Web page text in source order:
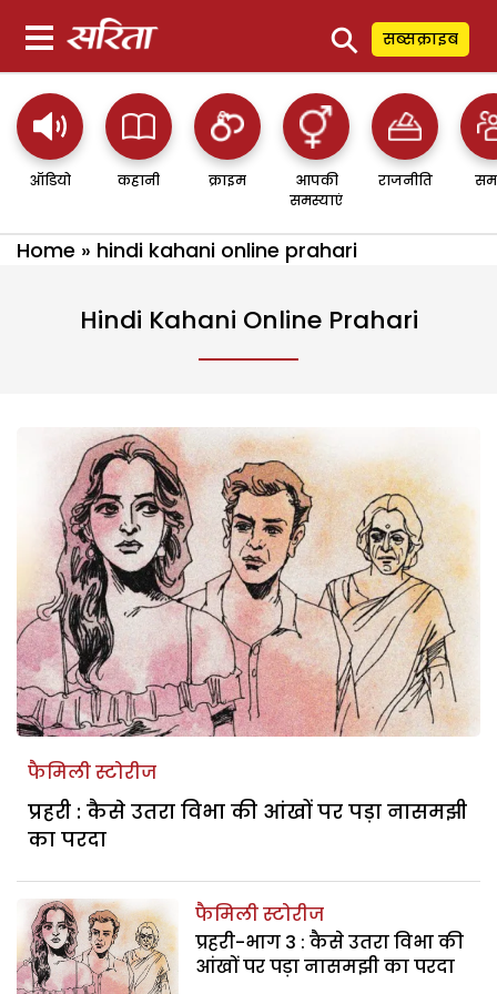
⚲ सब्सक्राइब
ऑडियो कहानी क्राइम
आपकी
समस्याएं
राजनीति
Home » hindi kahani online prahari
Hindi Kahani Online Prahari
फैमिली स्टोरीज
प्रहरी : कैसे उतरा विभा की आंखों पर पड़ा नासमझी
का परदा
फैमिली स्टोरीज
प्रहरी-भाग 3 : कैसे उतरा विभा की
आंखों पर पड़ा नासमझी का परदा